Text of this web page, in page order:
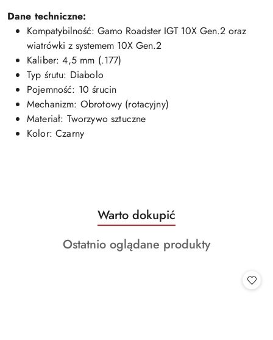
Dane techniczne:
Kompatybilność: Gamo Roadster IGT 10X Gen.2 oraz
wiatrówki z systemem 10X Gen.2
Kaliber: 4,5 mm (.177)
Typ śrutu: Diabolo
Pojemność: 10 śrucin
Mechanizm: Obrotowy (rotacyjny)
Materiał: Tworzywo sztuczne
Kolor: Czarny
Pomiń karuzelę produktów
Produkty
o
statusie:
Warto dokupić
Produkty
Ostatnio oglądane produkty